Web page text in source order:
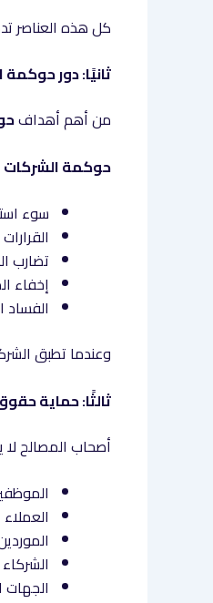
كل هذه العناصر
ثانيًا: دور
من أهم أهداف
حوكمة الشركات
سوء
تضارب
إخفاء
الفساد
وعندما تطبق
ثالثًا: حماية
أصحاب المصالح
العملاء
الشركاء
الجهات